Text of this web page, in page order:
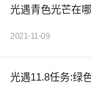
光遇青色光芒在
2021-11-09
光遇11.8任务:绿